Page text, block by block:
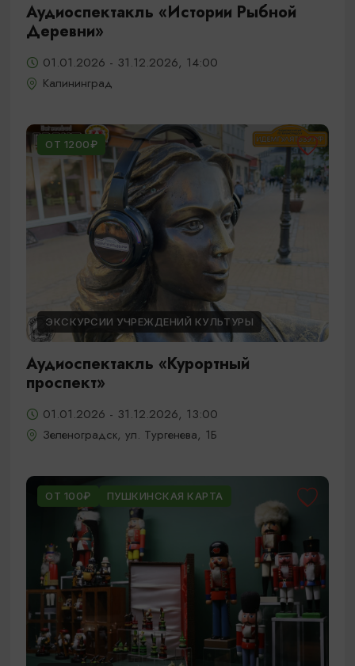
Аудиоспектакль «Истории Рыбной
Деревни»
01.01.2026 - 31.12.2026, 14:00
Калининград
ОТ 1200₽
ЭКСКУРСИИ УЧРЕЖДЕНИЙ КУЛЬТУРЫ
Аудиоспектакль «Курортный
проспект»
01.01.2026 - 31.12.2026, 13:00
Зеленоградск, ул. Тургенева, 1Б
ОТ 100₽ ПУШКИНСКАЯ КАРТА